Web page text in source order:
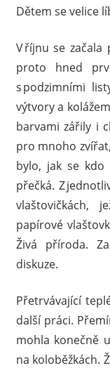
Dětem se velice
V říjnu se
proto hned
s podzimními
výtvory a
barvami zářily i
pro mnoho
bylo, jak se
přečká. Z
vlaštovičkách,
papírové
Živá příroda.
diskuze.
Přetrvávající
další práci.
mohla konečně
na koloběžkách.